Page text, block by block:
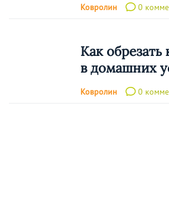
Ковролин 0
Как
в домашних
Ковролин 0